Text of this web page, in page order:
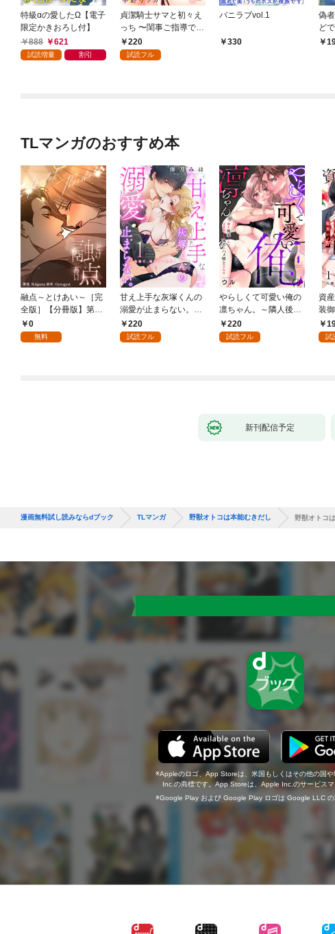
特級αの愛したΩ【電子
限定かきおろし付】
888
621
試読増量 割引
貞潔騎士サマと初々え
っち 〜閨事ご指導でき
かねます！〜（1）
220
試読フル
バニラブvol.1
330
偽
ど
TLマンガのおすすめ本
融点～とけあい～［完
全版］【分冊版】第1
話0
無料
甘え上手な灰塚くんの
溺愛が止まらない。純
情で、健気で…絶倫！
(1)
220
試読フル
やらしくて可愛い俺の
凛ちゃん。～隣人後輩
くんのイキすぎた執着
にハメ堕とされる～(1)
220
試読フル
資
装
イ
感試
新刊配信予定
漫画無料試し読みならdブック TLマンガ 野獣オトコは本能むきだし 野獣オトコ
Appleのロゴ、App Storeは、米国もしくはその他の国
Inc.の商標です。App Storeは、Apple Inc.のサービスマ
Google Play および Google Play ロゴは Google LLC の